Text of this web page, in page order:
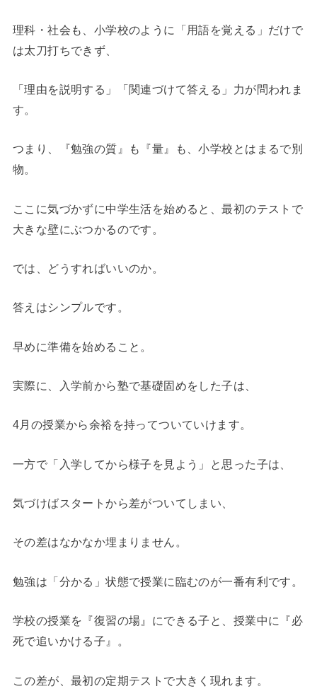
理科・社会も、小学校のように「用語を覚える」だけで
は太刀打ちできず、
「理由を説明する」「関連づけて答える」力が問われま
す。
つまり、『勉強の質』も『量』も、小学校とはまるで別
物。
ここに気づかずに中学生活を始めると、最初のテストで
大きな壁にぶつかるのです。
では、どうすればいいのか。
答えはシンプルです。
早めに準備を始めること。
実際に、入学前から塾で基礎固めをした子は、
4月の授業から余裕を持ってついていけます。
一方で「入学してから様子を見よう」と思った子は、
気づけばスタートから差がついてしまい、
その差はなかなか埋まりません。
勉強は「分かる」状態で授業に臨むのが一番有利です。
学校の授業を『復習の場』にできる子と、授業中に『必
死で追いかける子』。
この差が、最初の定期テストで大きく現れます。